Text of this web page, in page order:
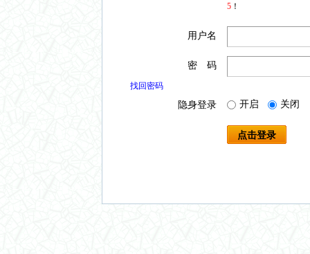
5 ！
用户名
密 码
找回密码
隐身登录 开启 关闭
点击登录